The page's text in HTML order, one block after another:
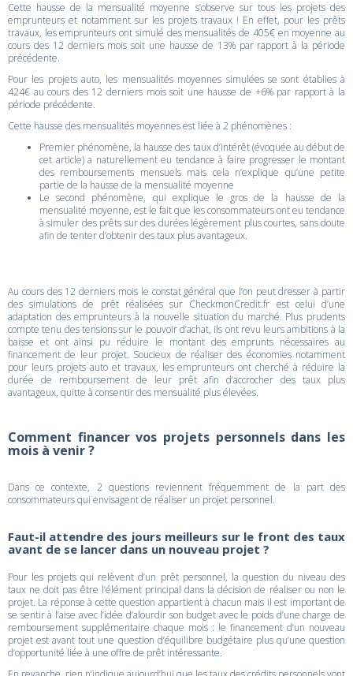
Cette hausse de la mensualité moyenne s’observe sur tous les projets des
emprunteurs et notamment sur les projets travaux ! En effet, pour les prêts
travaux, les emprunteurs ont simulé des mensualités de 405€ en moyenne au
cours des 12 derniers mois soit une hausse de 13% par rapport à la période
précédente.
Pour les projets auto, les mensualités moyennes simulées se sont établies à
424€ au cours des 12 derniers mois soit une hausse de +6% par rapport à la
période précédente.
Cette hausse des mensualités moyennes est liée à 2 phénomènes :
Premier phénomène, la hausse des taux d’intérêt (évoquée au début de
cet article) a naturellement eu tendance à faire progresser le montant
des remboursements mensuels mais cela n’explique qu’une petite
partie de la hausse de la mensualité moyenne
Le second phénomène, qui explique le gros de la hausse de la
mensualité moyenne, est le fait que les consommateurs ont eu tendance
à simuler des prêts sur des durées légèrement plus courtes, sans doute
afin de tenter d’obtenir des taux plus avantageux.
Au cours des 12 derniers mois le constat général que l’on peut dresser à partir
des simulations de prêt réalisées sur CheckmonCredit.fr est celui d’une
adaptation des emprunteurs à la nouvelle situation du marché. Plus prudents
compte tenu des tensions sur le pouvoir d’achat, ils ont revu leurs ambitions à la
baisse et ont ainsi pu réduire le montant des emprunts nécessaires au
financement de leur projet. Soucieux de réaliser des économies notamment
pour leurs projets auto et travaux, les emprunteurs ont cherché à réduire la
durée de remboursement de leur prêt afin d’accrocher des taux plus
avantageux, quitte à consentir des mensualité plus élevées.
Comment financer vos projets personnels dans les
mois à venir ?
Dans ce contexte, 2 questions reviennent fréquemment de la part des
consommateurs qui envisagent de réaliser un projet personnel.
Faut-il attendre des jours meilleurs sur le front des taux
avant de se lancer dans un nouveau projet ?
Pour les projets qui relèvent d’un prêt personnel, la question du niveau des
taux ne doit pas être l’élément principal dans la décision de réaliser ou non le
projet. La réponse à cette question appartient à chacun mais il est important de
se sentir à l’aise avec l’idée d’alourdir son budget avec le poids d’une charge de
remboursement supplémentaire chaque mois : le financement d’un nouveau
projet est avant tout une question d’équilibre budgétaire plus qu’une question
d’opportunité liée à une offre de prêt intéressante.